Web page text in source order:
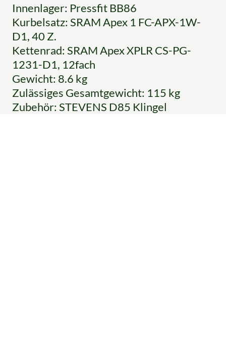
Innenlager: Pressfit BB86
Kurbelsatz: SRAM Apex 1 FC-APX-1W-
D1, 40 Z.
Kettenrad: SRAM Apex XPLR CS-PG-
1231-D1, 12fach
Gewicht: 8.6 kg
Zulässiges Gesamtgewicht: 115 kg
Zubehör: STEVENS D85 Klingel